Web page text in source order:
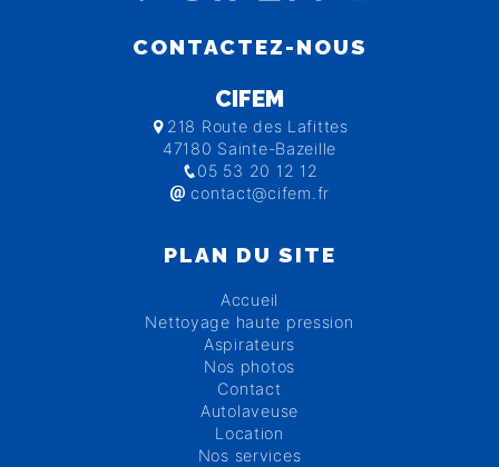
CONTACTEZ-NOUS
CIFEM
218 Route des Lafittes
47180 Sainte-Bazeille
05 53 20 12 12
contact@cifem.fr
PLAN DU SITE
Accueil
Nettoyage haute pression
Aspirateurs
Nos photos
Contact
Autolaveuse
Location
Nos services